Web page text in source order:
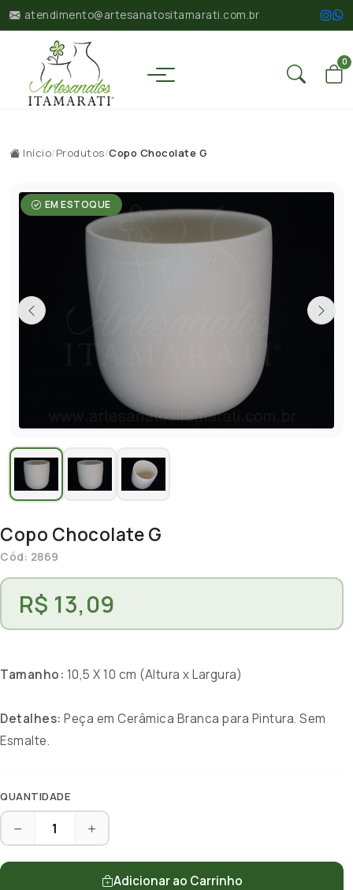
atendimento@artesanatositamarati.com.br
0
Início/Produtos/Copo Chocolate G
EM ESTOQUE
Copo Chocolate G
Cód: 2869
R$ 13,09
Tamanho: 10,5 X 10 cm (Altura x Largura)
Detalhes: Peça em Cerâmica Branca para Pintura. Sem
Esmalte.
QUANTIDADE
Adicionar ao Carrinho